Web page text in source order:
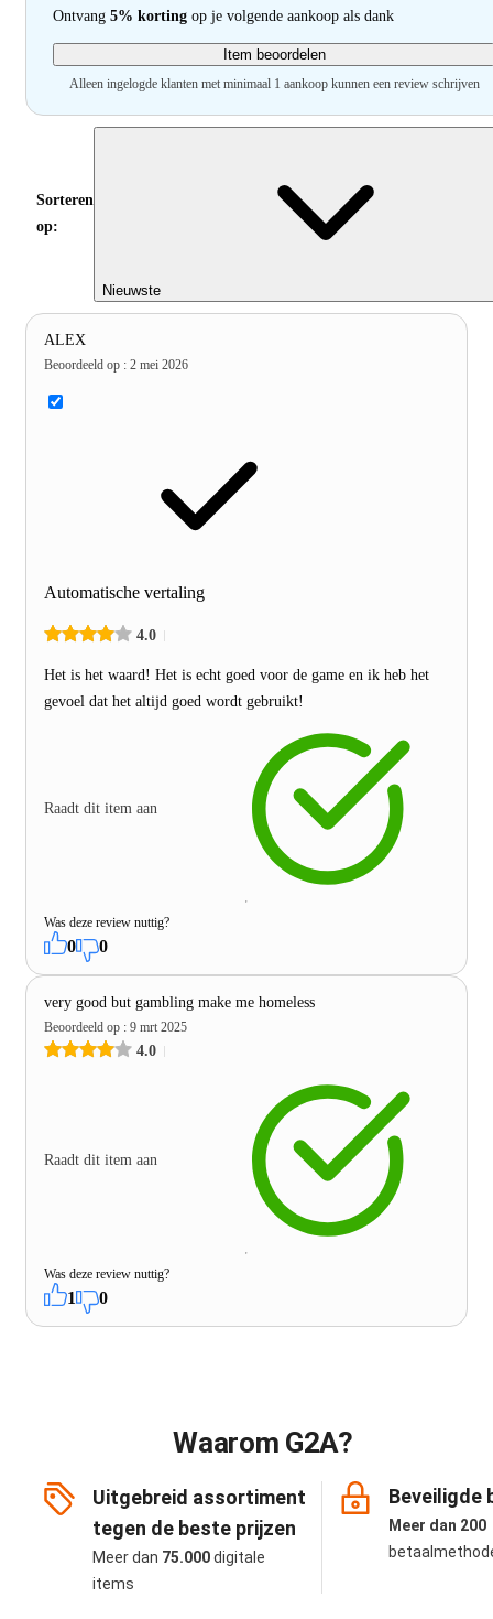
Ontvang 5% korting op je volgende aankoop als dank
Item beoordelen
Alleen ingelogde klanten met minimaal 1 aankoop kunnen een review schrijven
Sorteren
op:
Nieuwste
ALEX
Beoordeeld op : 2 mei 2026
Automatische vertaling
4.0
Het is het waard! Het is echt goed voor de game en ik heb het
gevoel dat het altijd goed wordt gebruikt!
Raadt dit item aan
Was deze review nuttig?
0 0
very good but gambling make me homeless
Beoordeeld op : 9 mrt 2025
4.0
Raadt dit item aan
Was deze review nuttig?
1 0
Waarom G2A?
Uitgebreid assortiment
tegen de beste prijzen
Meer dan 75.000digitale
items
Beveiligde
Meer dan 200